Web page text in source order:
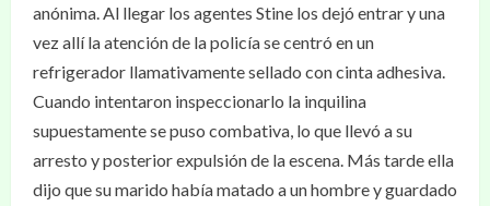
anónima. Al llegar los agentes Stine los dejó entrar y una
vez allí la atención de la policía se centró en un
refrigerador llamativamente sellado con cinta adhesiva.
Cuando intentaron inspeccionarlo la inquilina
supuestamente se puso combativa, lo que llevó a su
arresto y posterior expulsión de la escena. Más tarde ella
dijo que su marido había matado a un hombre y guardado